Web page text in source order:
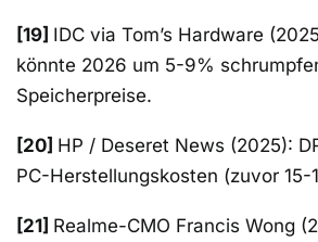
[19] IDC via Tom’s Hardware
könnte 2026 um 5-9%
Speicherpreise.
[20] HP / Deseret News (2025):
PC-Herstellungskosten (zuvor 15-
[21] Realme-CMO Francis Wong